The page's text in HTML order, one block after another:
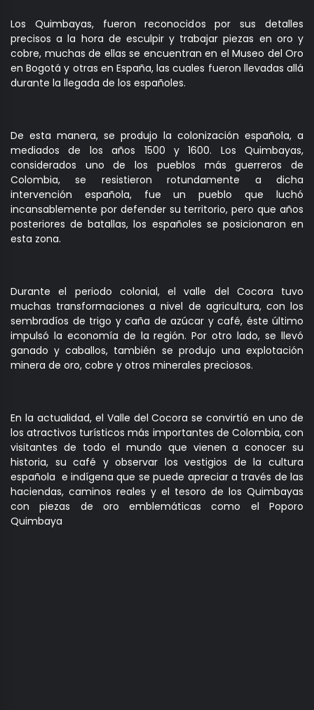
Los Quimbayas, fueron reconocidos por sus detalles
precisos a la hora de esculpir y trabajar piezas en oro y
cobre, muchas de ellas se encuentran en el Museo del Oro
en Bogotá y otras en España, las cuales fueron llevadas allá
durante la llegada de los españoles.
De esta manera, se produjo la colonización española, a
mediados de los años 1500 y 1600. Los Quimbayas,
considerados uno de los pueblos más guerreros de
Colombia, se resistieron rotundamente a dicha
intervención española, fue un pueblo que luchó
incansablemente por defender su territorio, pero que años
posteriores de batallas, los españoles se posicionaron en
esta zona.
Durante el periodo colonial, el valle del Cocora tuvo
muchas transformaciones a nivel de agricultura, con los
sembradíos de trigo y caña de azúcar y café, éste último
impulsó la economía de la región. Por otro lado, se llevó
ganado y caballos, también se produjo una explotación
minera de oro, cobre y otros minerales preciosos.
En la actualidad, el Valle del Cocora se convirtió en uno de
los atractivos turísticos más importantes de Colombia, con
visitantes de todo el mundo que vienen a conocer su
historia, su café y observar los vestigios de la cultura
española e indígena que se puede apreciar a través de las
haciendas, caminos reales y el tesoro de los Quimbayas
con piezas de oro emblemáticas como el Poporo
Quimbaya